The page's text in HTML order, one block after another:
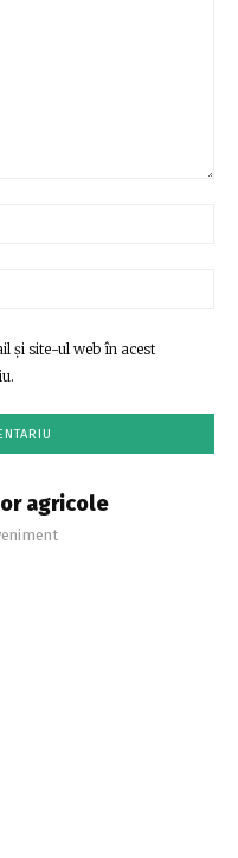
și site-ul web în acest
agricole